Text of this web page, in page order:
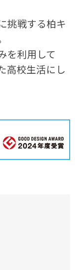
挑戦する柏キ
を利用して
高校生活にし